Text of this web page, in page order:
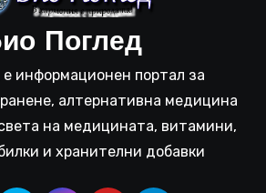
Поглед
е информационен портал за
алтернативна медицина
на медицината, витамини,
и хранителни добавки